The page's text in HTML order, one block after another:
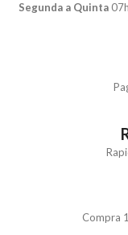
Segunda a Quinta
Compra